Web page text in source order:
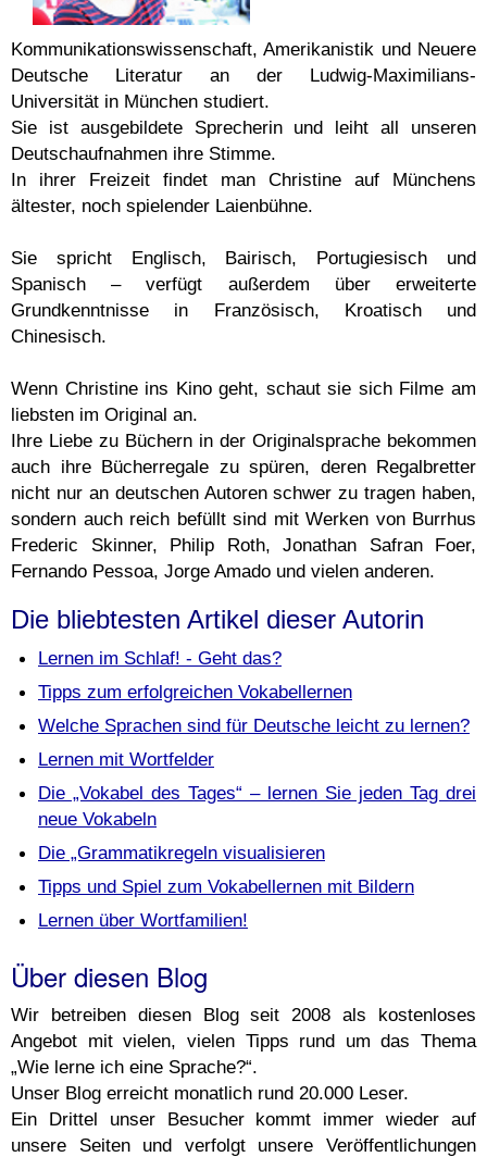
Kommunikationswissenschaft, Amerikanistik und Neuere
Deutsche Literatur an der Ludwig-Maximilians-
Universität in München studiert.
Sie ist ausgebildete Sprecherin und leiht all unseren
Deutschaufnahmen ihre Stimme.
In ihrer Freizeit findet man Christine auf Münchens
ältester, noch spielender Laienbühne.
Sie spricht Englisch, Bairisch, Portugiesisch und
Spanisch – verfügt außerdem über erweiterte
Grundkenntnisse in Französisch, Kroatisch und
Chinesisch.
Wenn Christine ins Kino geht, schaut sie sich Filme am
liebsten im Original an.
Ihre Liebe zu Büchern in der Originalsprache bekommen
auch ihre Bücherregale zu spüren, deren Regalbretter
nicht nur an deutschen Autoren schwer zu tragen haben,
sondern auch reich befüllt sind mit Werken von Burrhus
Frederic Skinner, Philip Roth, Jonathan Safran Foer,
Fernando Pessoa, Jorge Amado und vielen anderen.
Die bliebtesten Artikel dieser Autorin
Lernen im Schlaf! - Geht das?
Tipps zum erfolgreichen Vokabellernen
Welche Sprachen sind für Deutsche leicht zu lernen?
Lernen mit Wortfelder
Die „Vokabel des Tages“ – lernen Sie jeden Tag drei
neue Vokabeln
Die „Grammatikregeln visualisieren
Tipps und Spiel zum Vokabellernen mit Bildern
Lernen über Wortfamilien!
Über diesen Blog
Wir betreiben diesen Blog seit 2008 als kostenloses
Angebot mit vielen, vielen Tipps rund um das Thema
„Wie lerne ich eine Sprache?“.
Unser Blog erreicht monatlich rund 20.000 Leser.
Ein Drittel unser Besucher kommt immer wieder auf
unsere Seiten und verfolgt unsere Veröffentlichungen